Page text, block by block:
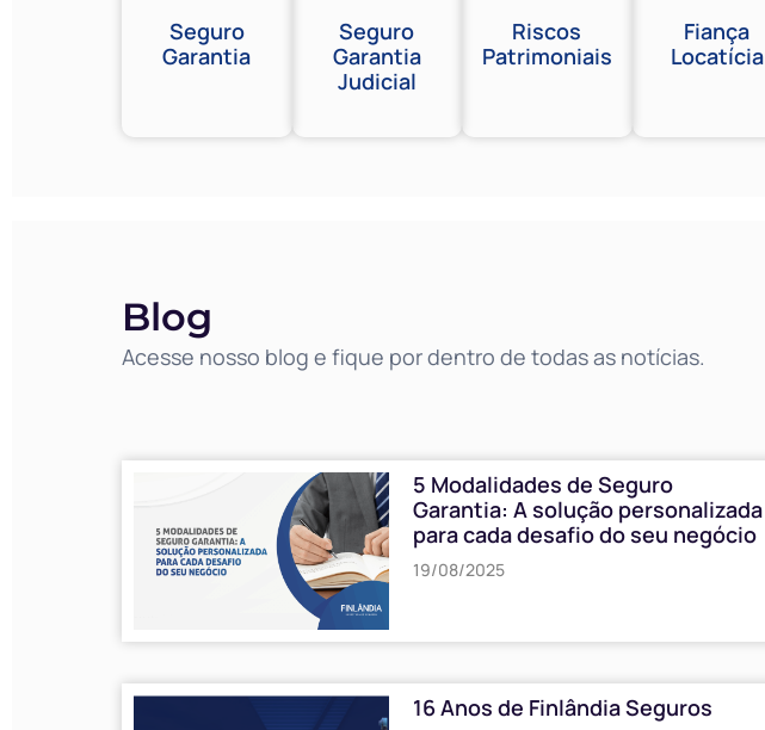
Seguro
Garantia
Seguro
Garantia
Judicial
Riscos
Patrimoniais
Fiança
Locatícia
Blog
Acesse nosso blog e fique por dentro de todas as notícias.
5 Modalidades de Seguro
Garantia: A solução personalizada
para cada desafio do seu negócio
19/08/2025
16 Anos de Finlândia Seguros